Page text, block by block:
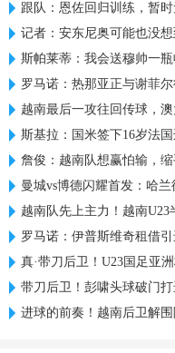
跟队：恩佐回归训练，暂
记者：安东尼奥可能也没想
斯帕莱蒂：我会送穆帅一瓶
罗马诺：热那亚正与谢菲
越南最后一攻往回传球，
斯基拉：国米签下16岁法
詹俊：越南队想赢怕输，
曼城vs博德闪耀首发：哈
越南队先上主力！越南
罗马诺：伊普斯维奇租借引
真·带刀后卫！U23国足亚
带刀后卫！彭啸头球破门
进球的前奏！越南后卫解围